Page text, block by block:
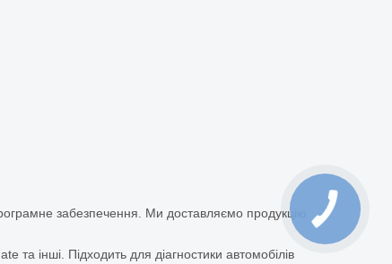
забезпечення. Ми доставляємо продукцію
інші. Підходить для діагностики автомобілів